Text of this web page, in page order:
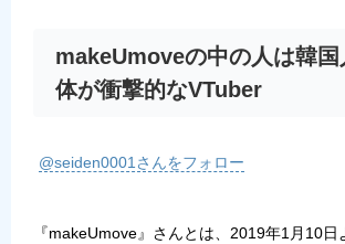
makeUmoveの中の人は韓国
体が衝撃的なVTuber
@seiden0001さんをフォロー
『makeUmove』さんとは、2019年1月10日